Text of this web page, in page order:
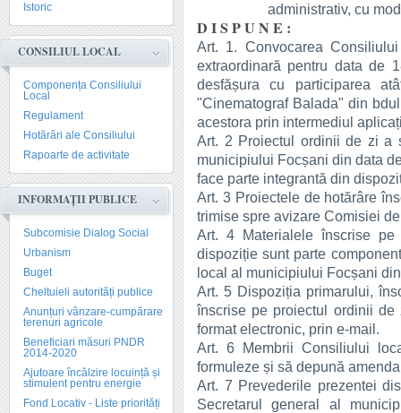
Istoric
CONSILIUL LOCAL
Componența Consiliului
Local
Regulament
Hotărâri ale Consiliului
Rapoarte de activitate
INFORMAȚII PUBLICE
Subcomisie Dialog Social
Urbanism
Buget
Cheltuieli autorități publice
Anunțuri vânzare-cumpărare
terenuri agricole
Beneficiari măsuri PNDR
2014-2020
Ajutoare încălzire locuință și
stimulent pentru energie
Fond Locativ - Liste priorități
administrativ, cu
D I S P U N E :
Art. 1. Convocarea
extraordinară pentru data de
desfășura cu participarea
"Cinematograf Balada" din
acestora prin intermediul
Art. 2 Proiectul ordinii de zi a
municipiului Focșani din data
face parte integrantă din
Art. 3 Proiectele de hotărâre
trimise spre avizare Comisiei
Art. 4 Materialele înscrise
dispoziție sunt parte
local al municipiului Focșani
Art. 5 Dispoziția primarului,
înscrise pe proiectul ordinii
format electronic, prin e-mail.
Art. 6 Membrii Consiliului
formuleze și să depună
Art. 7 Prevederile prezentei
Secretarul general al